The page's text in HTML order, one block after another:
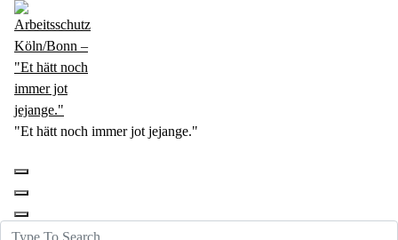
Skip
content
"Et hätt noch immer jot jejange."